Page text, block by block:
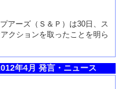
アーズ（Ｓ＆Ｐ）は30日、ス
クションを取ったことを明ら
年4月 発言・ニュース